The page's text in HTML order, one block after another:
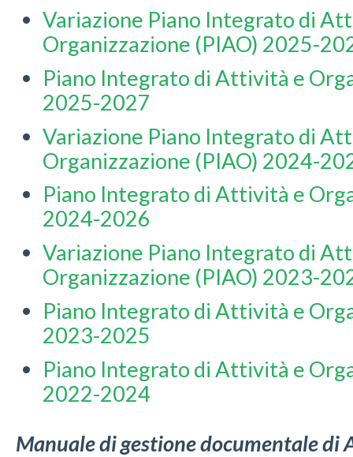
Variazione Piano Integrato di
Organizzazione (PIAO) 2025-
Piano Integrato di Attività e
2025-2027
Variazione Piano Integrato di
Organizzazione (PIAO) 2024-
Piano Integrato di Attività e
2024-2026
Variazione Piano Integrato di
Organizzazione (PIAO) 2023-
Piano Integrato di Attività e
2023-2025
Piano Integrato di Attività e
2022-2024
Manuale di gestione documentale di